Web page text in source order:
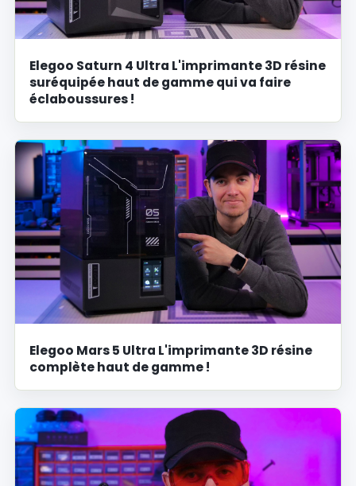
Elegoo Saturn 4 Ultra L'imprimante 3D résine
suréquipée haut de gamme qui va faire
éclaboussures !
Elegoo Mars 5 Ultra L'imprimante 3D résine
complète haut de gamme !